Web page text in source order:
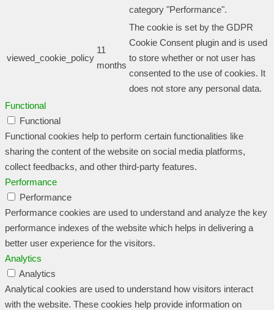
category "Performance".
viewed_cookie_policy
11
months
The cookie is set by the GDPR
Cookie Consent plugin and is used
to store whether or not user has
consented to the use of cookies. It
does not store any personal data.
Functional
Functional
Functional cookies help to perform certain functionalities like
sharing the content of the website on social media platforms,
collect feedbacks, and other third-party features.
Performance
Performance
Performance cookies are used to understand and analyze the key
performance indexes of the website which helps in delivering a
better user experience for the visitors.
Analytics
Analytics
Analytical cookies are used to understand how visitors interact
with the website. These cookies help provide information on